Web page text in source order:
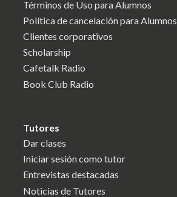
Términos de Uso para Alumnos
Política de cancelación para Alumnos
Clientes corporativos
Scholarship
Cafetalk Radio
Book Club Radio
Tutores
Dar clases
Iniciar sesión como tutor
Entrevistas destacadas
Noticias de Tutores